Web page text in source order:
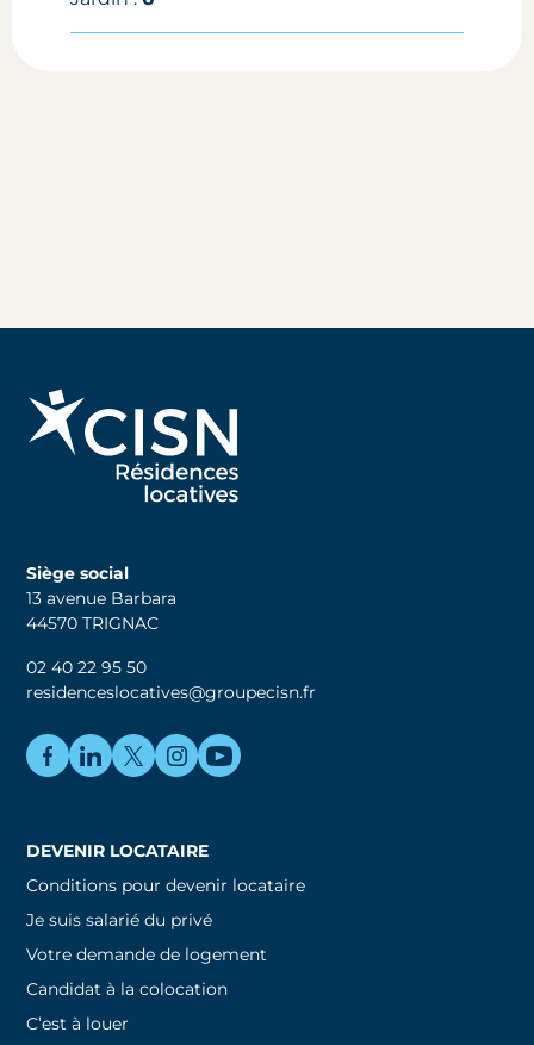
Siège social
13 avenue Barbara
44570 TRIGNAC
02 40 22 95 50
residenceslocatives@groupecisn.fr
DEVENIR LOCATAIRE
Conditions pour devenir locataire
Je suis salarié du privé
Votre demande de logement
Candidat à la colocation
C’est à louer